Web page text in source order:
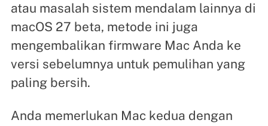
atau masalah sistem mendalam lainnya di
macOS 27 beta, metode ini juga
mengembalikan firmware Mac Anda ke
versi sebelumnya untuk pemulihan yang
paling bersih.
Anda memerlukan Mac kedua dengan